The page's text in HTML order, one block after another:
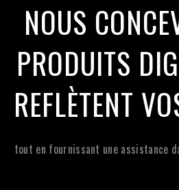
NOUS
PRODUITS
REFLÈTENT
tout en fournissant une assistance